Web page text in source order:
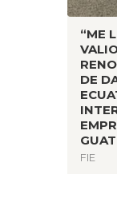
“ME
DE
FIE